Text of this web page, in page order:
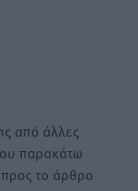
από άλλες
παρακάτω
το άρθρο